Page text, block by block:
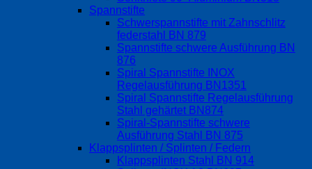
Spannstifte
Schwerspannstifte mit Zahnschlitz
federstahl BN 879
Spannstifte schwere Ausführung BN
876
Spiral Spannstifte INOX
Regelausführung BN1351
Spiral Spannstifte Regelausführung
Stahl gehärtet BN874
Spiral-Spannstifte schwere
Ausführung Stahl BN 875
Klappsplinten / Splinten / Federn
Klappsplinten Stahl BN 914